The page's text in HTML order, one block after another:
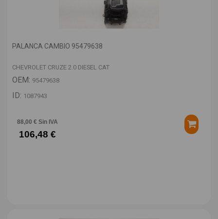
PALANCA CAMBIO 95479638
CHEVROLET CRUZE 2.0 DIESEL CAT
OEM: 95479638
ID: 1087943
88,00 € Sin IVA
106,48 €